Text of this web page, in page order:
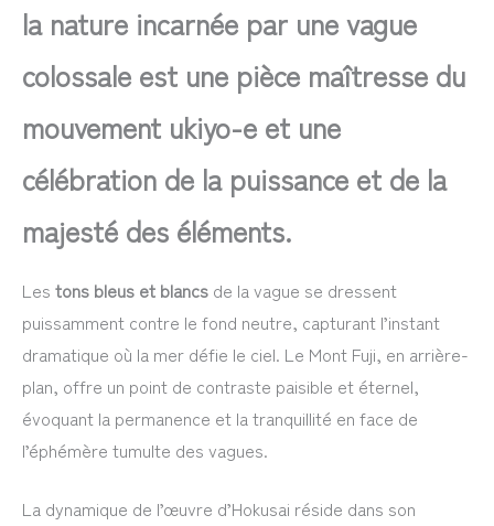
la nature incarnée par une vague
colossale est une pièce maîtresse du
mouvement ukiyo-e et une
célébration de la puissance et de la
majesté des éléments.
Les tons bleus et blancs de la vague se dressent
puissamment contre le fond neutre, capturant l’instant
dramatique où la mer défie le ciel. Le Mont Fuji, en arrière-
plan, offre un point de contraste paisible et éternel,
évoquant la permanence et la tranquillité en face de
l’éphémère tumulte des vagues.
La dynamique de l’œuvre d’Hokusai réside dans son